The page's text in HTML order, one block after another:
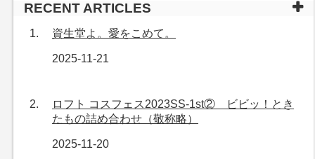
RECENT ARTICLES
資生堂よ。愛をこめて。
2025-11-21
ロフト コスフェス2023SS-1st② ビビッ！とき
たもの詰め合わせ（敬称略）
2025-11-20